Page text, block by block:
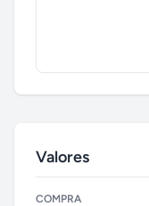
Valores
COMPRA